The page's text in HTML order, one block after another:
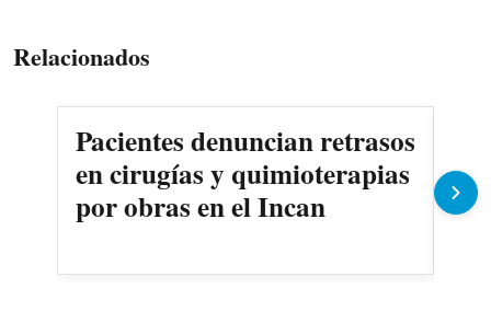
Relacionados
Pacientes denuncian retrasos
en cirugías y quimioterapias
por obras en el Incan